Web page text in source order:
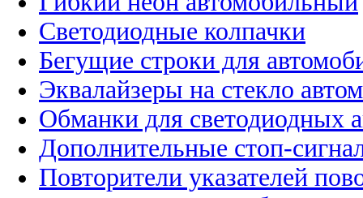
Светодиодные колпачки
Бегущие строки для
Эквалайзеры на стекло
Обманки для светодиодных
Дополнительные стоп-
Повторители указателей